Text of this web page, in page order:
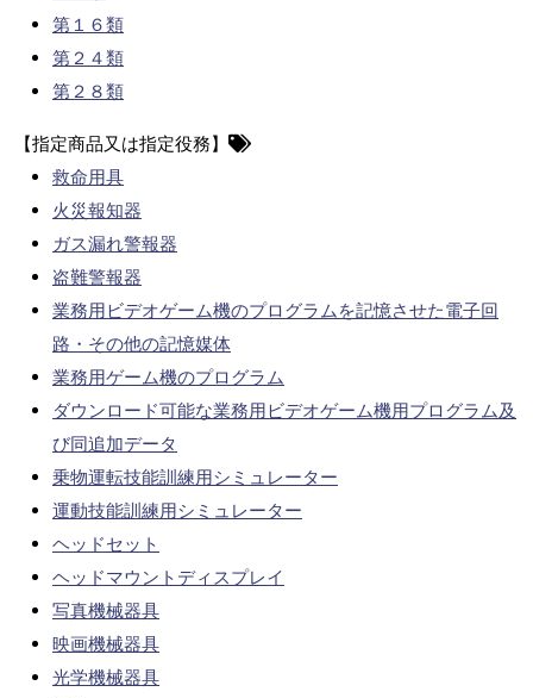
第１６類
第２４類
第２８類
【指定商品又は指定役務】
救命用具
火災報知器
ガス漏れ警報器
盗難警報器
業務用ビデオゲーム機のプログラムを記憶させた電子回
路・その他の記憶媒体
業務用ゲーム機のプログラム
ダウンロード可能な業務用ビデオゲーム機用プログラム及
び同追加データ
乗物運転技能訓練用シミュレーター
運動技能訓練用シミュレーター
ヘッドセット
ヘッドマウントディスプレイ
写真機械器具
映画機械器具
光学機械器具